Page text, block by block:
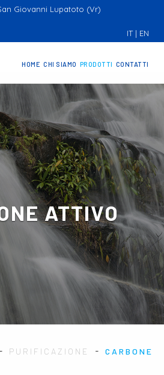
Giovanni Lupatoto (Vr)
IT| EN
HOME CHI SIAMO PRODOTTI CONTATTI
ATTIVO
- PURIFICAZIONE -
CARBONE